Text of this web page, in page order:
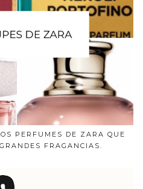
PERFUMES DE ZARA QUE
FRAGANCIAS.